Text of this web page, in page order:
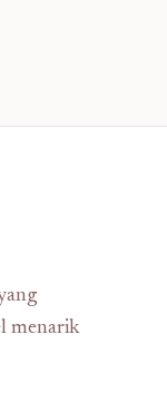
menarik